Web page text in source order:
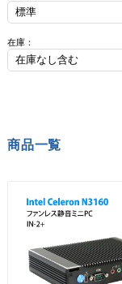
在庫：
商品一覧